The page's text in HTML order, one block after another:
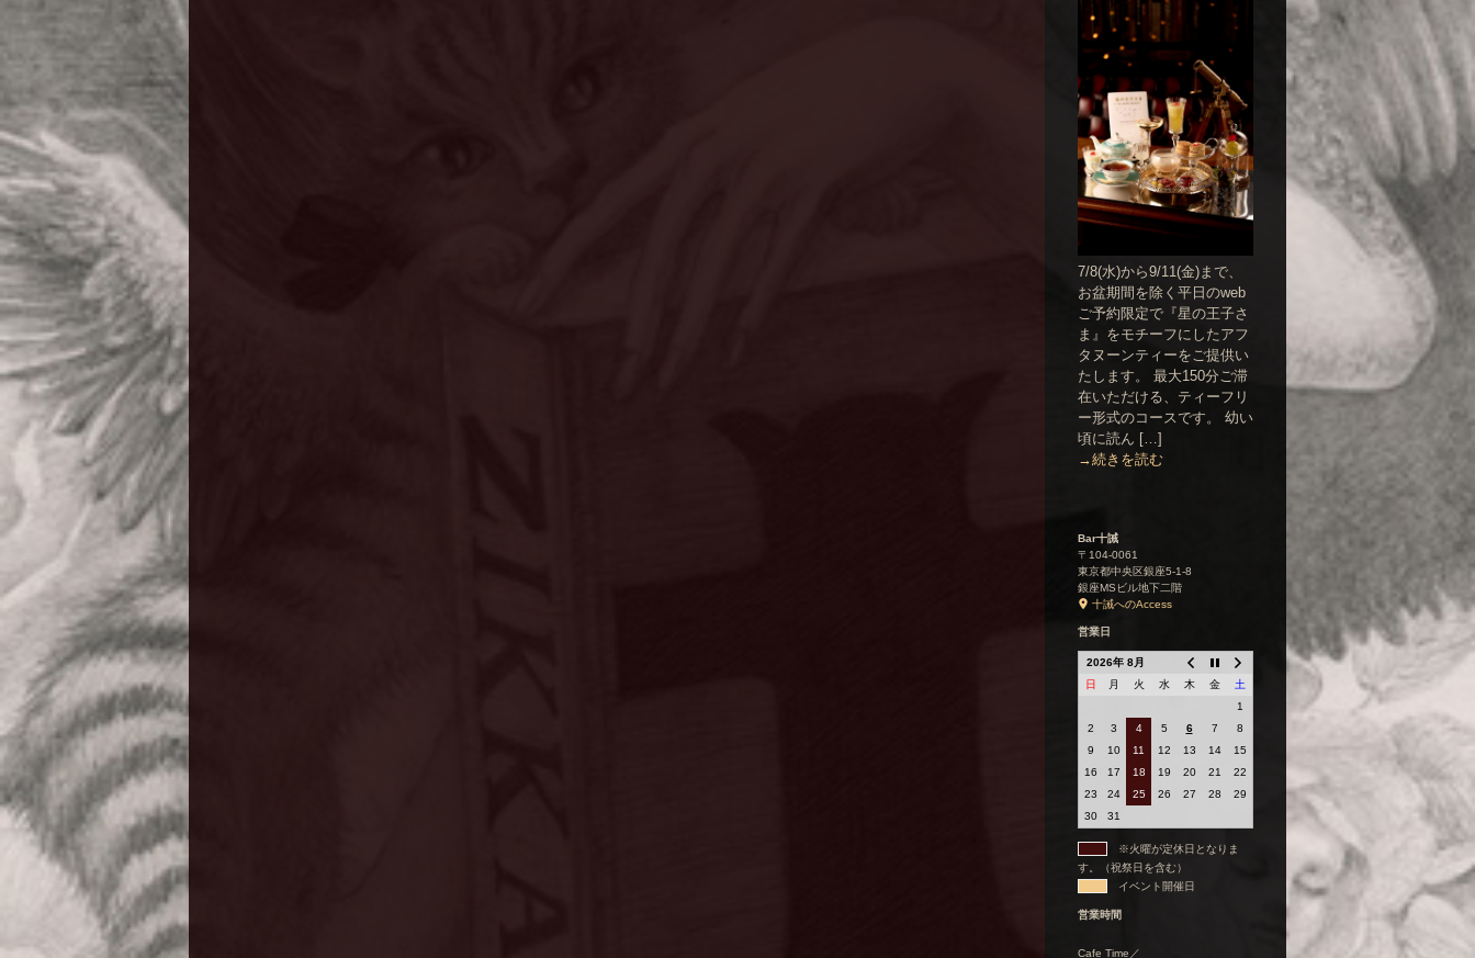
7/8(水)から9/11(金)まで、
お盆期間を除く平日のweb
ご予約限定で『星の王子さ
ま』をモチーフにしたアフ
タヌーンティーをご提供い
たします。 最大150分ご滞
在いただける、ティーフリ
ー形式のコースです。 幼い
頃に読ん […]
→続きを読む
Bar十誡
〒104-0061
東京都中央区銀座5-1-8
銀座MSビル地下二階
十誡へのAccess
営業日
2026年 8月
日
月 火 水 木 金
土
1
2
3 4 5 6 7
8
9
10 11 12 13 14
15
16
17 18 19 20 21
22
23
24 25 26 27 28
29
30
31
※火曜が定休日となりま
す。（祝祭日を含む）
イベント開催日
営業時間
Cafe Time／